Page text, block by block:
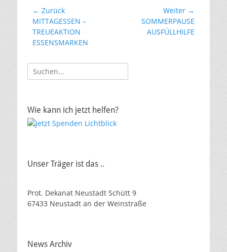
Beitragsnavigation
← Zurück
Vorheriger
Beitrag:
MITTAGESSEN –
TREUEAKTION
ESSENSMARKEN
Weiter →
NächsterSOMMERPAUSE
AUSFÜLLHILFE
Suche
nach:
Wie kann ich jetzt helfen?
Unser Träger ist das ..
Prot. Dekanat Neustadt Schütt 9
67433 Neustadt an der Weinstraße
News Archiv